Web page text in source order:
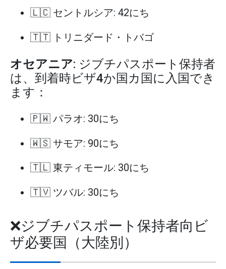
🇱🇨 セントルシア: 42にち
🇹🇹 トリニダード・トバゴ
オセアニア: ジブチパスポート保持者
は、到着時ビザ4か国カ国に入国でき
ます：
🇵🇼 パラオ: 30にち
🇼🇸 サモア: 90にち
🇹🇱 東ティモール: 30にち
🇹🇻 ツバル: 30にち
❌ジブチパスポート保持者向ビ
ザ必要国（大陸別）